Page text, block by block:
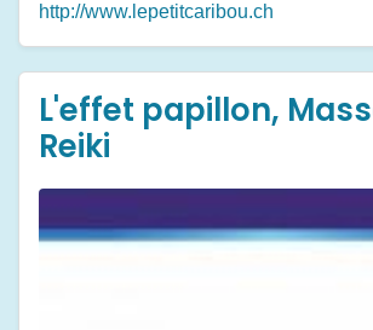
http://www.lepetitcaribou.ch
L'effet papillon,
Reiki